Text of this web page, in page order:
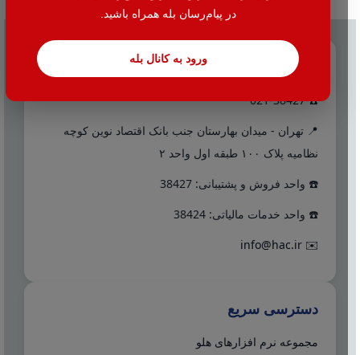
در پیام‌رسان بله همراه باشید.
ورود به کانال بله تماس با ما
☎️ 021-38427
📍 تهران - میدان بهارستان جنب بانک اقتصاد نوین کوچه
نظامیه پلاک ۱۰۰ طبقه اول واحد ۲
☎️ واحد فروش و پشتیبانی: 38427
☎️ واحد خدمات مالیاتی: 38424
✉️
info@hac.ir
دسترسی سریع
مجموعه نرم افزارهای هلو